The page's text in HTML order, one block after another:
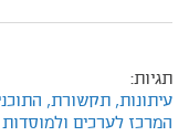
תגיות:
עיתונות, תקשורת,
המרכז לערכים